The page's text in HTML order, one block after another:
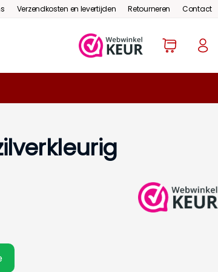
Verzendkosten en levertijden Retourneren Contact